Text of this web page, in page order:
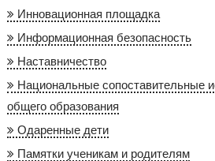
Инновационная площадка
Информационная безопасность
Наставничество
Национальные сопоставительные
общего образования
Одаренные дети
Памятки ученикам и родителям